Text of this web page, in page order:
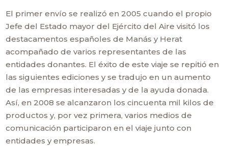
El primer envío se realizó en 2005 cuando el propio
Jefe del Estado mayor del Ejército del Aire visitó los
destacamentos españoles de Manás y Herat
acompañado de varios representantes de las
entidades donantes. El éxito de este viaje se repitió en
las siguientes ediciones y se tradujo en un aumento
de las empresas interesadas y de la ayuda donada.
Así, en 2008 se alcanzaron los cincuenta mil kilos de
productos y, por vez primera, varios medios de
comunicación participaron en el viaje junto con
entidades y empresas.